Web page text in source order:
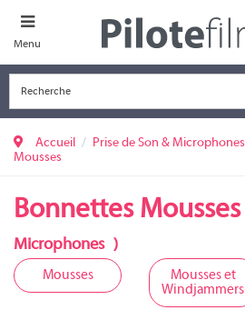
Menu
Accueil Prise de Son & Microphones
Mousses
Bonnettes Mousses
Microphones )
Mousses
Mousses et
Windjammers